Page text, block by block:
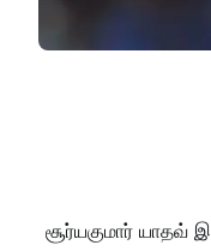
சூர்யகுமார் யாதவ்